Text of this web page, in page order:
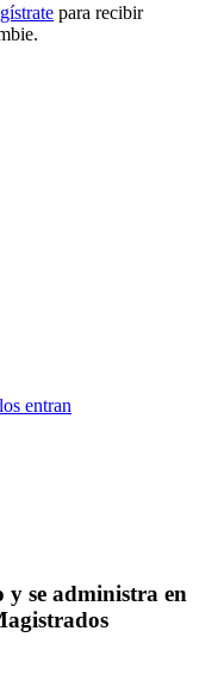
para recibir
entran
y se administra en